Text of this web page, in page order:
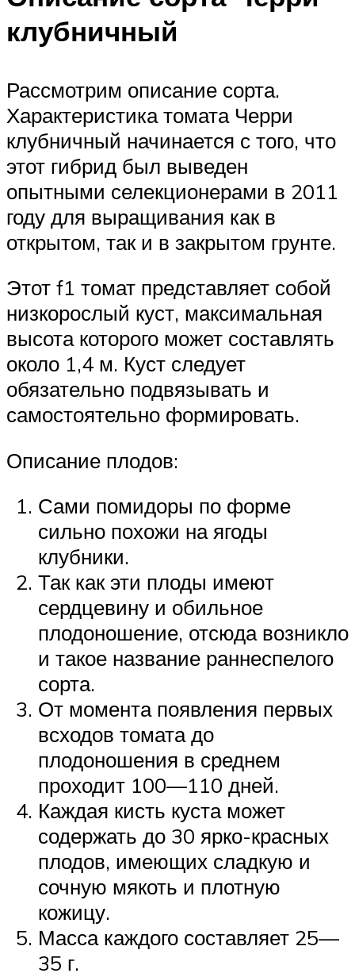
клубничный
Рассмотрим описание сорта.
Характеристика томата Черри
клубничный начинается с того, что
этот гибрид был выведен
опытными селекционерами в 2011
году для выращивания как в
открытом, так и в закрытом грунте.
Этот f1 томат представляет собой
низкорослый куст, максимальная
высота которого может составлять
около 1,4 м. Куст следует
обязательно подвязывать и
самостоятельно формировать.
Описание плодов:
Сами помидоры по форме
сильно похожи на ягоды
клубники.
Так как эти плоды имеют
сердцевину и обильное
плодоношение, отсюда возникло
и такое название раннеспелого
сорта.
От момента появления первых
всходов томата до
плодоношения в среднем
проходит 100—110 дней.
Каждая кисть куста может
содержать до 30 ярко-красных
плодов, имеющих сладкую и
сочную мякоть и плотную
кожицу.
Масса каждого составляет 25—
35 г.